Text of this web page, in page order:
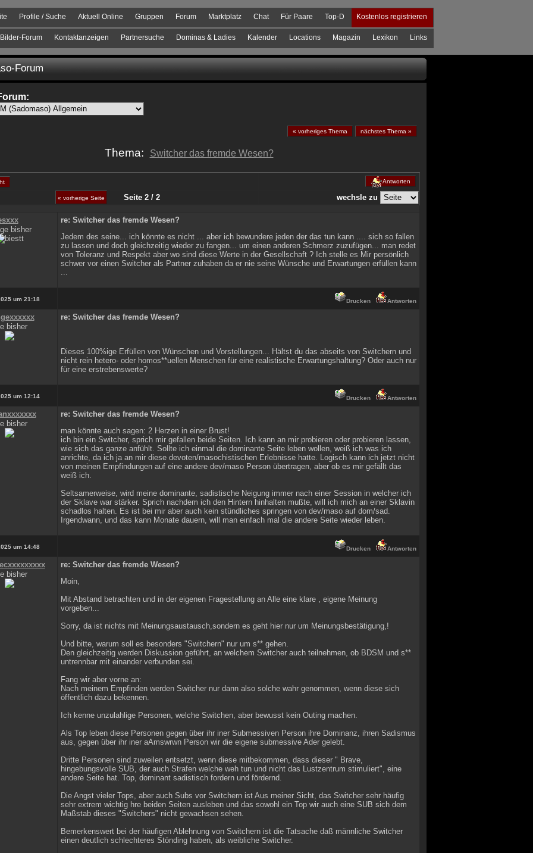
Kostenlos registrieren
Top-D
Für Paare
Chat
Marktplatz
Forum
Gruppen
Aktuell Online
Profile / Suche
Links
Lexikon
Magazin
Locations
Kalender
Dominas & Ladies
Partnersuche
Kontaktanzeigen
Bilder-Forum
Forum
« vorheriges Thema nächstes Thema »
Thema: Switcher das fremde Wesen?
Antworten
« vorherige Seite Seite 2 / 2 wechsle zu
bisher
re: Switcher das fremde Wesen?
Jedem des seine... ich könnte es nicht ... aber ich bewundere jeden der das tun kann .... sich so fallen
zu lassen und doch gleichzeitig wieder zu fangen... um einen anderen Schmerz zuzufügen... man redet
von Toleranz und Respekt aber wo sind diese Werte in der Gesellschaft ? Ich stelle es Mir persönlich
schwer vor einen Switcher als Partner zuhaben da er nie seine Wünsche und Erwartungen erfüllen kann
...
um 21:18 Drucken Antworten
bisher
re: Switcher das fremde Wesen?
Dieses 100%ige Erfüllen von Wünschen und Vorstellungen... Hältst du das abseits von Switchern und
nicht rein hetero- oder homos**uellen Menschen für eine realistische Erwartungshaltung? Oder auch nur
für eine erstrebenswerte?
um 12:14 Drucken Antworten
bisher
re: Switcher das fremde Wesen?
man könnte auch sagen: 2 Herzen in einer Brust!
ich bin ein Switcher, sprich mir gefallen beide Seiten. Ich kann an mir probieren oder probieren lassen,
wie sich das ganze anfühlt. Sollte ich einmal die dominante Seite leben wollen, weiß ich was ich
anrichte, da ich ja an mir diese devoten/masochistischen Erlebnisse hatte. Logisch kann ich jetzt nicht
von meinen Empfindungen auf eine andere dev/maso Person übertragen, aber ob es mir gefällt das
weiß ich.
Seltsamerweise, wird meine dominante, sadistische Neigung immer nach einer Session in welcher ich
der Sklave war stärker. Sprich nachdem ich den Hintern hinhalten mußte, will ich mich an einer Sklavin
schadlos halten. Es ist bei mir aber auch kein stündliches springen von dev/maso auf dom/sad.
Irgendwann, und das kann Monate dauern, will man einfach mal die andere Seite wieder leben.
um 14:48 Drucken Antworten
bisher
re: Switcher das fremde Wesen?
Moin,
Mit Abstand betrachten und in der eigenen Fragestellung an Alle eine klare , eigene Meinung
vorgeben...
Sorry, da ist nichts mit Meinungsaustausch,sondern es geht hier nur um Meinungsbestätigung,!
Und bitte, warum soll es besonders "Switchern" nur um s** gehen.
Den gleichzeitig werden Diskussion geführt, an welchem Switcher auch teilnehmen, ob BDSM und s**
untrennbar mit einander verbunden sei.
Fang wir aber vorne an:
Nach meinem Empfinden werden Switcher nur dann also solche wahr genommen, wenn diese sich
öffentlich dazu bekennen.
Ich kenne unzulahlige Personen, welche Switchen, aber bewusst kein Outing machen.
Als Top leben diese Personen gegen über ihr iner Submessiven Person ihre Dominanz, ihren Sadismus
aus, gegen über ihr iner aAmswrwn Person wir die eigene submessive Ader gelebt.
Dritte Personen sind zuweilen entsetzt, wenn diese mitbekommen, dass dieser " Brave,
hingebungsvolle SUB, der auch Strafen welche weh tun und nicht das Lustzentrum stimuliert", eine
andere Seite hat. Top, dominant sadistisch fordern und fördernd.
Die Angst vieler Tops, aber auch Subs vor Switchern ist Aus meiner Sicht, das Switcher sehr häufig
sehr extrem wichtig hre beiden Seiten ausleben und das sowohl ein Top wir auch eine SUB sich dem
Maßstab dieses "Switchers" nicht gewachsen sehen.
Bemerkenswert bei der häufigen Ablehnung von Switchern ist die Tatsache daß männliche Switcher
einen deutlich schlechteres Stönding haben, als weibliche Switcher.